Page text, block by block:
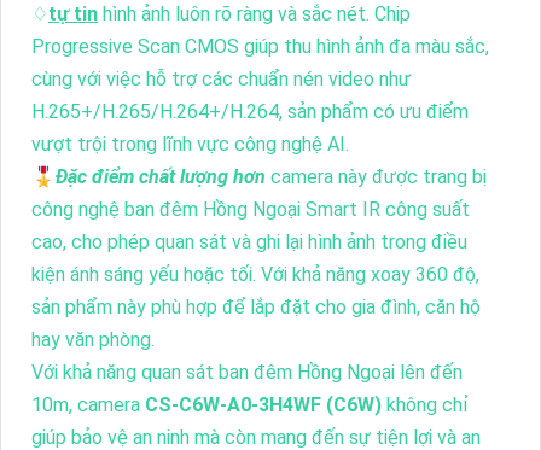
♢tự tin hình ảnh luôn rõ ràng và sắc nét. Chip
Progressive Scan CMOS giúp thu hình ảnh đa màu sắc,
cùng với việc hỗ trợ các chuẩn nén video như
H.265+/H.265/H.264+/H.264, sản phẩm có ưu điểm
vượt trội trong lĩnh vực công nghệ AI.
🎖️ Đặc điểm chất lượng hơn camera này được trang bị
công nghệ ban đêm Hồng Ngoại Smart IR công suất
cao, cho phép quan sát và ghi lại hình ảnh trong điều
kiện ánh sáng yếu hoặc tối. Với khả năng xoay 360 độ,
sản phẩm này phù hợp để lắp đặt cho gia đình, căn hộ
hay văn phòng.
Với khả năng quan sát ban đêm Hồng Ngoại lên đến
10m, camera CS-C6W-A0-3H4WF (C6W) không chỉ
giúp bảo vệ an ninh mà còn mang đến sự tiện lợi và an